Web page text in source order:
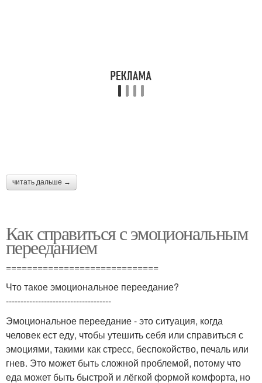
читать дальше →
Как справиться с эмоциональным
перееданием
=============================
Что такое эмоциональное переедание?
------------------------------------
Эмоциональное переедание - это ситуация, когда
человек ест еду, чтобы утешить себя или справиться с
эмоциями, такими как стресс, беспокойство, печаль или
гнев. Это может быть сложной проблемой, потому что
еда может быть быстрой и лёгкой формой комфорта, но